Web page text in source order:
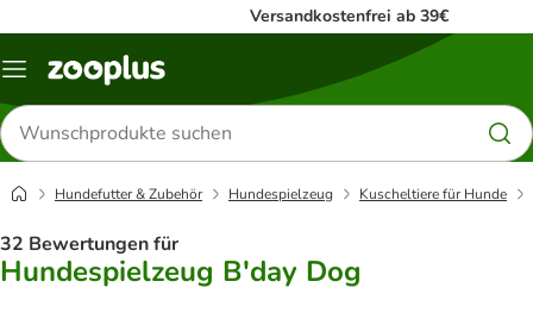
Versandkostenfrei ab 39€
Menü
Produkte
suchen
Hundefutter & Zubehör Hundespielzeug Kuscheltiere für Hunde
32 Bewertungen für
Hundespielzeug B'day Dog